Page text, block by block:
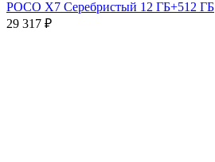
POCO X7 Серебристый 12 ГБ+512 ГБ
29 317 ₽